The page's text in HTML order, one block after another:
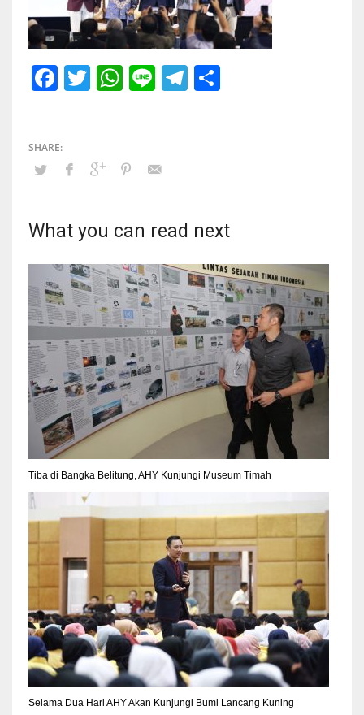
Facebook
Twitter
WhatsApp
LineTelegram
What you can read next
Tiba di Bangka Belitung, AHY Kunjungi Museum Timah
Selama Dua Hari AHY Akan Kunjungi Bumi Lancang Kuning